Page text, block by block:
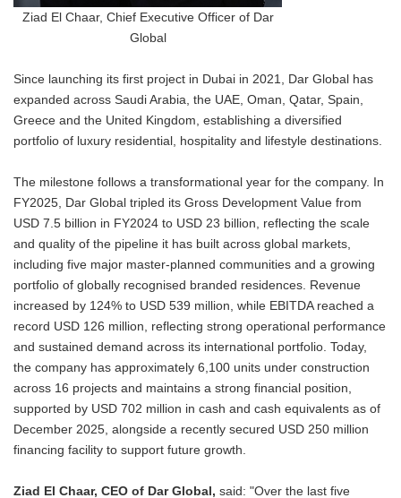
Ziad El Chaar, Chief Executive Officer of Dar
Global
Since launching its first project in Dubai in 2021, Dar Global has
expanded across Saudi Arabia, the UAE, Oman, Qatar, Spain,
Greece and the United Kingdom, establishing a diversified
portfolio of luxury residential, hospitality and lifestyle destinations.
The milestone follows a transformational year for the company. In
FY2025, Dar Global tripled its Gross Development Value from
USD 7.5 billion in FY2024 to USD 23 billion, reflecting the scale
and quality of the pipeline it has built across global markets,
including five major master-planned communities and a growing
portfolio of globally recognised branded residences. Revenue
increased by 124% to USD 539 million, while EBITDA reached a
record USD 126 million, reflecting strong operational performance
and sustained demand across its international portfolio. Today,
the company has approximately 6,100 units under construction
across 16 projects and maintains a strong financial position,
supported by USD 702 million in cash and cash equivalents as of
December 2025, alongside a recently secured USD 250 million
financing facility to support future growth.
Ziad El Chaar, CEO of Dar Global, said: "Over the last five